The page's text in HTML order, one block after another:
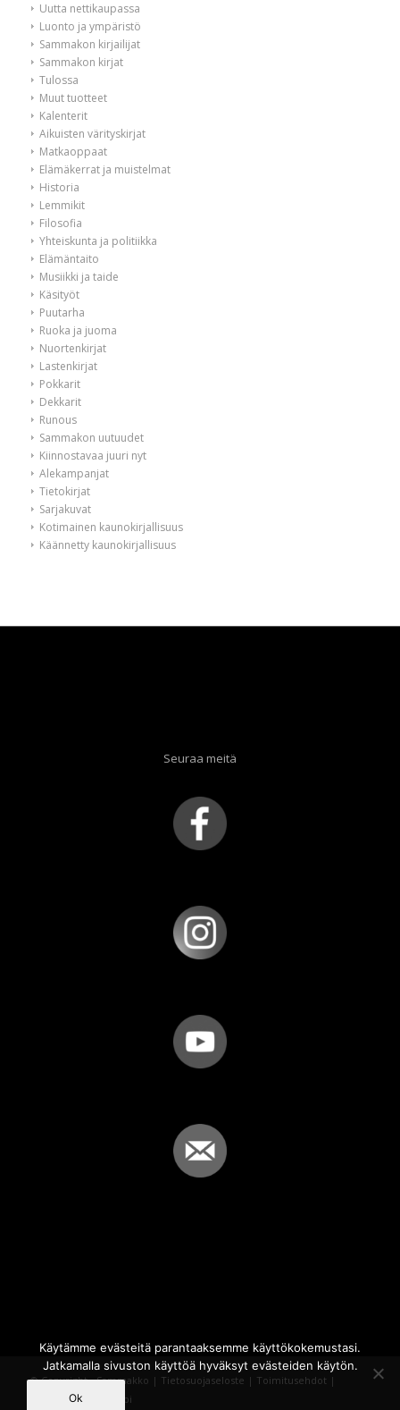
Uutta nettikaupassa
Luonto ja ympäristö
Sammakon kirjailijat
Sammakon kirjat
Tulossa
Muut tuotteet
Kalenterit
Aikuisten värityskirjat
Matkaoppaat
Elämäkerrat ja muistelmat
Historia
Lemmikit
Filosofia
Yhteiskunta ja politiikka
Elämäntaito
Musiikki ja taide
Käsityöt
Puutarha
Ruoka ja juoma
Nuortenkirjat
Lastenkirjat
Pokkarit
Dekkarit
Runous
Sammakon uutuudet
Kiinnostavaa juuri nyt
Alekampanjat
Tietokirjat
Sarjakuvat
Kotimainen kaunokirjallisuus
Käännetty kaunokirjallisuus
Seuraa meitä
© Copyright - Sammakko | Tietosuojaseloste | Toimitusehdot |
Powered by
iQWebbi
Käytämme evästeitä parantaaksemme käyttökokemustasi.
Jatkamalla sivuston käyttöä hyväksyt evästeiden käytön.
Ok